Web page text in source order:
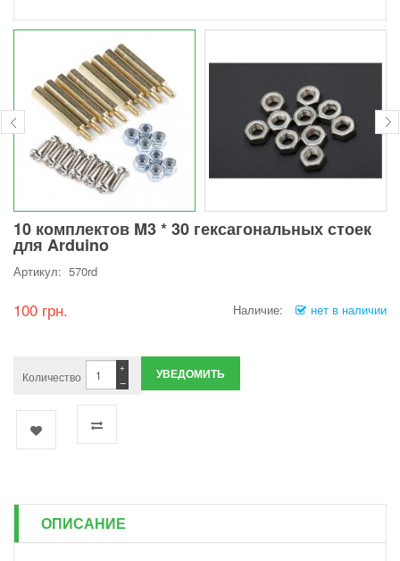
10 комплектов M3 * 30 гексагональных стоек
для Arduino
Артикул: 570rd
100 грн. Наличие: нет в наличии
Количество −
+ УВЕДОМИТЬ
ОПИСАНИЕ